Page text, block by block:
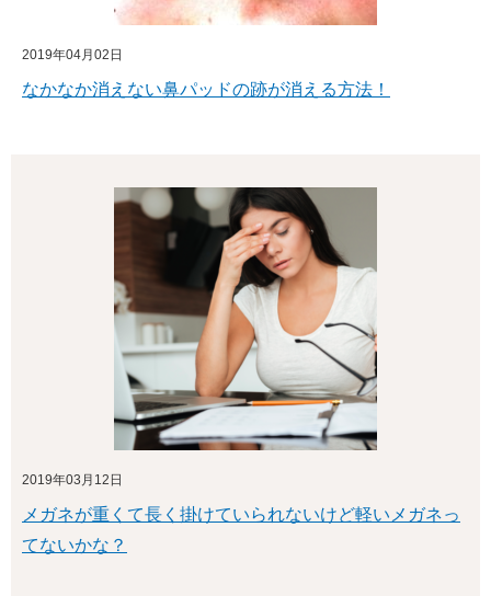
2019年04月02日
なかなか消えない鼻パッドの跡が消える方法！
2019年03月12日
メガネが重くて長く掛けていられないけど軽いメガネっ
てないかな？